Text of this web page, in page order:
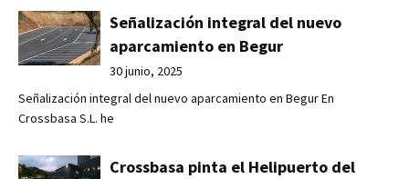
Señalización integral del nuevo
aparcamiento en Begur
30 junio, 2025
Señalización integral del nuevo aparcamiento en Begur En
Crossbasa S.L. he
Crossbasa pinta el Helipuerto del